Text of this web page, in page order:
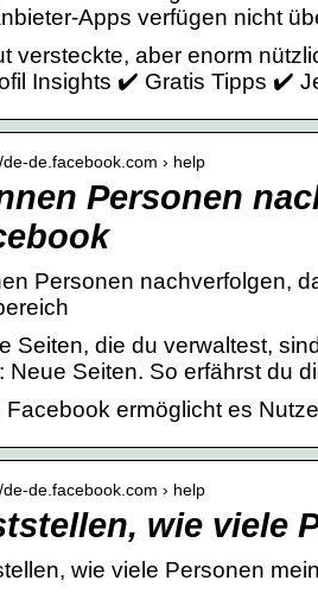
Apps verfügen nicht
versteckte, aber enorm
Insights ✔️ Gratis Tipps ✔️
de.facebook.com › help
Personen
Personen nachverfolgen,
Seiten, die du verwaltest,
Neue Seiten. So erfährst du
Facebook ermöglicht es
de.facebook.com › help
wie viele
wie viele Personen